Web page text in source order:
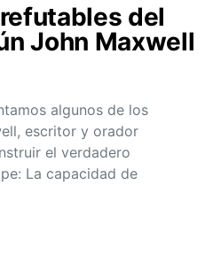
del
John Maxwell
algunos de los
escritor y orador
el verdadero
La capacidad de